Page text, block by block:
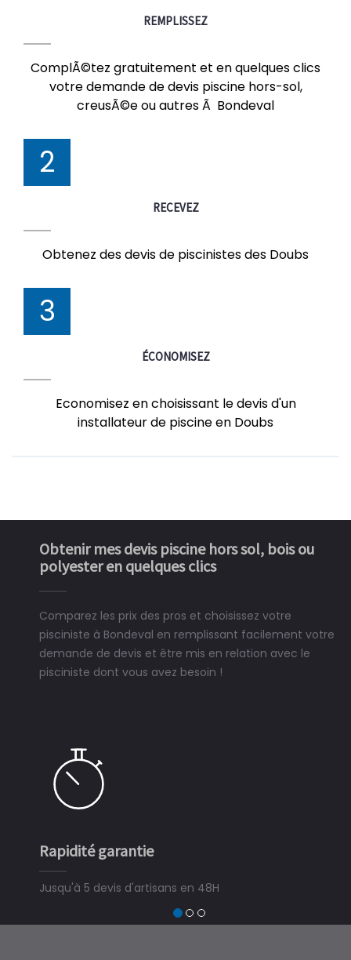
REMPLISSEZ
ComplÃ©tez gratuitement et en quelques clics
votre demande de devis piscine hors-sol,
creusÃ©e ou autres Ã Bondeval
2
RECEVEZ
Obtenez des devis de piscinistes des Doubs
3
ÉCONOMISEZ
Economisez en choisissant le devis d'un
installateur de piscine en Doubs
Obtenir mes devis piscine hors sol, bois ou
polyester en quelques clics
Comparez les prix des pros et choisissez votre
pisciniste à Bondeval en remplissant facilement votre
demande de devis et être mis en relation avec le
pisciniste dont vous avez besoin !
Rapidité garantie
Jusqu'à 5 devis d'artisans en 48H